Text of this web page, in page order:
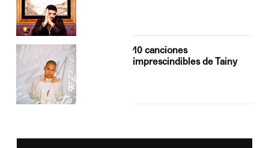
10 canciones
imprescindibles de Tainy